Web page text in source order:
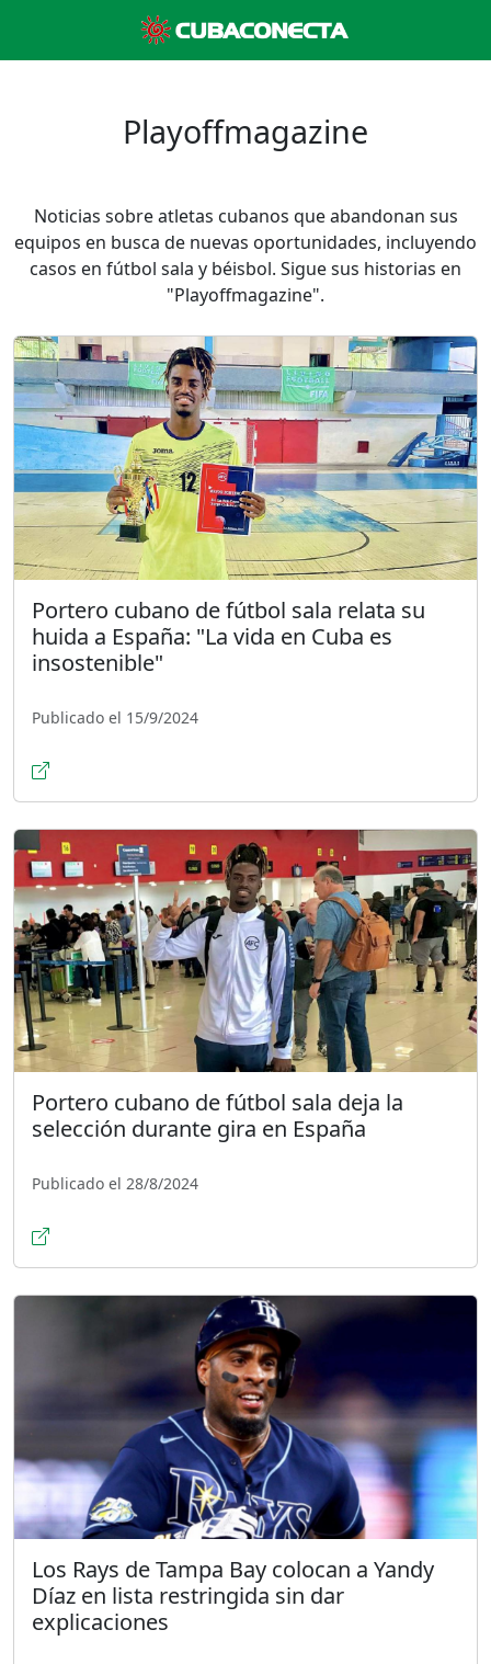
Playoffmagazine
Noticias sobre atletas cubanos que abandonan sus
equipos en busca de nuevas oportunidades, incluyendo
casos en fútbol sala y béisbol. Sigue sus historias en
"Playoffmagazine".
Portero cubano de fútbol sala relata su
huida a España: "La vida en Cuba es
insostenible"
Publicado el 15/9/2024
Portero cubano de fútbol sala deja la
selección durante gira en España
Publicado el 28/8/2024
Los Rays de Tampa Bay colocan a Yandy
Díaz en lista restringida sin dar
explicaciones